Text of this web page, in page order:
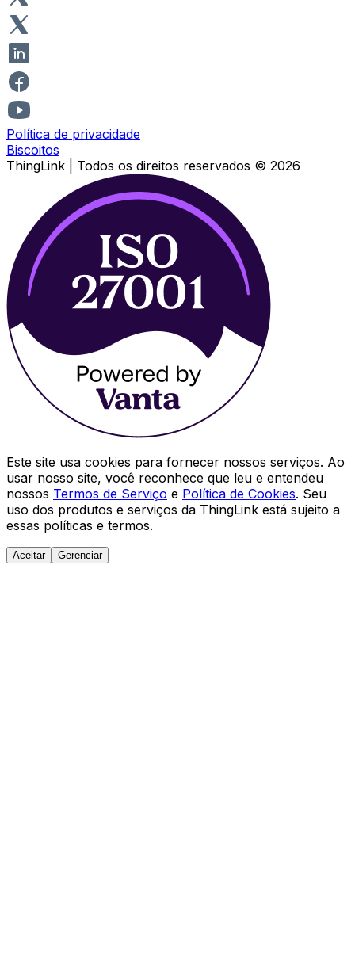
Política de privacidade
Biscoitos
ThingLink | Todos os direitos reservados © 2026
Este site usa cookies para fornecer nossos serviços. Ao
usar nosso site, você reconhece que leu e entendeu
nossos Termos de Serviço e Política de Cookies. Seu
uso dos produtos e serviços da ThingLink está sujeito a
essas políticas e termos.
Aceitar Gerenciar